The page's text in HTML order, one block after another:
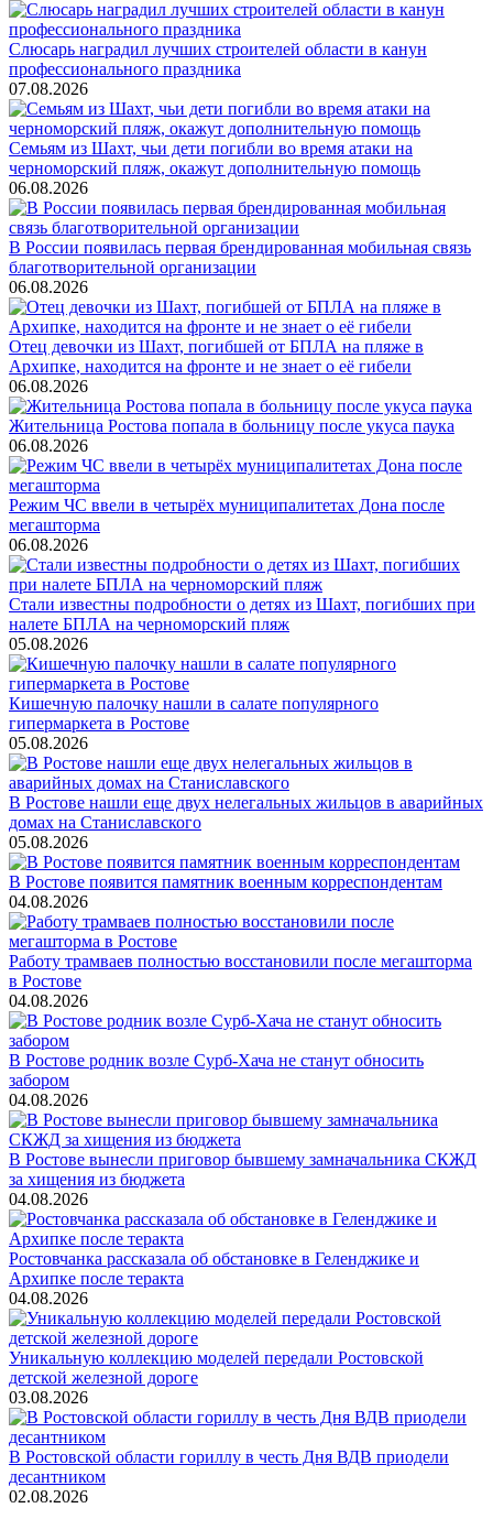
Слюсарь наградил лучших строителей области в канун
профессионального праздника
07.08.2026
Семьям из Шахт, чьи дети погибли во время атаки на
черноморский пляж, окажут дополнительную помощь
06.08.2026
В России появилась первая брендированная мобильная связь
благотворительной организации
06.08.2026
Отец девочки из Шахт, погибшей от БПЛА на пляже в
Архипке, находится на фронте и не знает о её гибели
06.08.2026
Жительница Ростова попала в больницу после укуса паука
06.08.2026
Режим ЧС ввели в четырёх муниципалитетах Дона после
мегашторма
06.08.2026
Стали известны подробности о детях из Шахт, погибших при
налете БПЛА на черноморский пляж
05.08.2026
Кишечную палочку нашли в салате популярного
гипермаркета в Ростове
05.08.2026
В Ростове нашли еще двух нелегальных жильцов в аварийных
домах на Станиславского
05.08.2026
В Ростове появится памятник военным корреспондентам
04.08.2026
Работу трамваев полностью восстановили после мегашторма
в Ростове
04.08.2026
В Ростове родник возле Сурб-Хача не станут обносить
забором
04.08.2026
В Ростове вынесли приговор бывшему замначальника СКЖД
за хищения из бюджета
04.08.2026
Ростовчанка рассказала об обстановке в Геленджике и
Архипке после теракта
04.08.2026
Уникальную коллекцию моделей передали Ростовской
детской железной дороге
03.08.2026
В Ростовской области гориллу в честь Дня ВДВ приодели
десантником
02.08.2026